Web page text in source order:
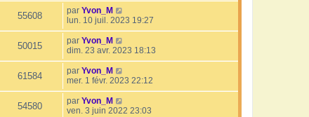
55608 par Yvon_M
lun. 10 juil. 2023 19:27
50015 par Yvon_M
dim. 23 avr. 2023 18:13
61584 par Yvon_M
mer. 1 févr. 2023 22:12
54580 par Yvon_M
ven. 3 juin 2022 23:03